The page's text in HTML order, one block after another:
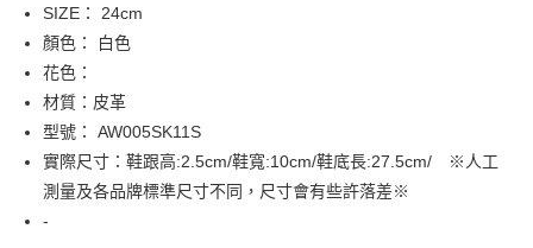
AFTEE先享後付是「在收到商品之後才付款」的支付方式。 讓您購物簡單
便利好安心！
１．簡單：不需註冊會員、不需綁卡、不需儲值。
２．便利：只要手機號碼，簡訊認證，即可結帳。
３．安心：先確認商品／服務後，再付款。
【「AFTEE先享後付」結帳流程】
１．於結帳方式選擇「AFTEE先享後付」後，將跳轉至「AFTEE先享後付」
結帳頁面，進行簡訊認證並確認金額後，即可完成結帳。
運送方式
全家取貨付款
免運費
免運費
7-11取貨付款
SIZE： 24cm
顏色： 白色
花色：
材質：皮革
型號： AW005SK11S
實際尺寸：鞋跟高:2.5cm/鞋寬:10cm/鞋底長:27.5cm/ ※人工
測量及各品牌標準尺寸不同，尺寸會有些許落差※
-